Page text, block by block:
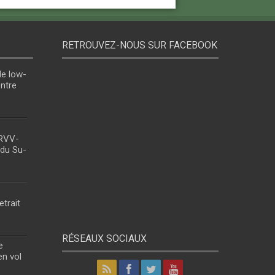
low-
Su-
vol
RETROUVEZ-NOUS SUR FACEBOOK
RÉSEAUX SOCIAUX